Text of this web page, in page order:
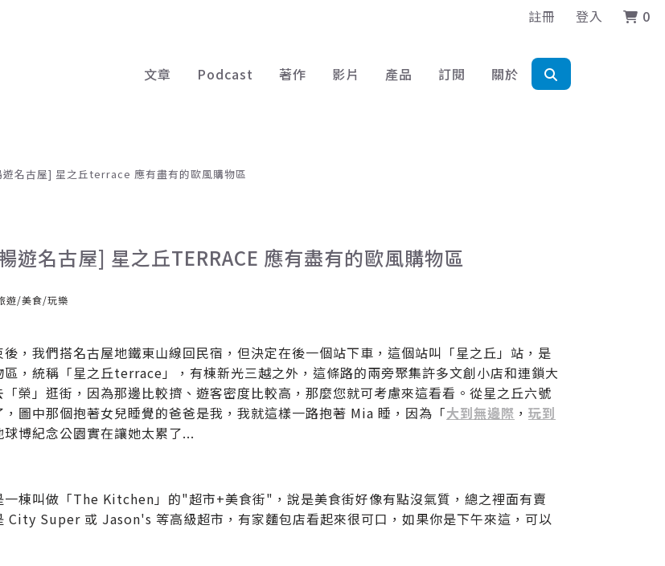
註冊 登入 0
文章 Podcast 著作 影片 產品 訂閱 關於
遊名古屋] 星之丘terrace 應有盡有的歐風購物區
遊名古屋] 星之丘TERRACE 應有盡有的歐風購物區
遊/美食/玩樂
，我們搭名古屋地鐵東山線回民宿，但決定在後一個站下車，這個站叫「星之丘」站，是
區，統稱「星之丘terrace」，有棟新光三越之外，這條路的兩旁聚集許多文創小店和連鎖大
榮」逛街，因為那邊比較擠、遊客密度比較高，那麼您就可考慮來這看看。從星之丘六號
圖中那個抱著女兒睡覺的爸爸是我，我就這樣一路抱著 Mia 睡，因為「大到無邊際 ， 玩到
博紀念公園實在讓她太累了...
一棟叫做「The Kitchen」的"超市+美食街"，說是美食街好像有點沒氣質，總之裡面有賣
City Super 或 Jason's 等高級超市，有家麵包店看起來很可口，如果你是下午來這，可以